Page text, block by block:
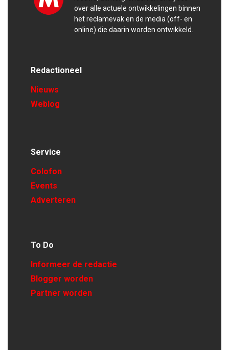
over alle actuele ontwikkelingen binnen
het reclamevak en de media (off- en
online) die daarin worden ontwikkeld.
Redactioneel
Nieuws
Weblog
Service
Colofon
Events
Adverteren
To Do
Informeer de redactie
Blogger worden
Partner worden